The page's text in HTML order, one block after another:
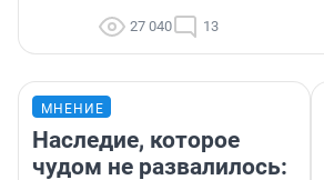
27 040 13
МНЕНИЕ
Наследие, которое
чудом не развалилось: